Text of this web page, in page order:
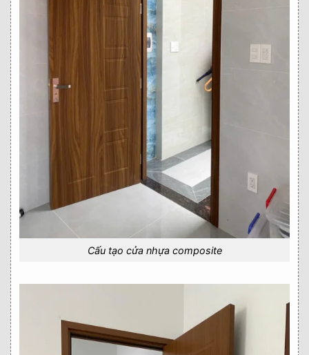
Cấu tạo cửa nhựa composite